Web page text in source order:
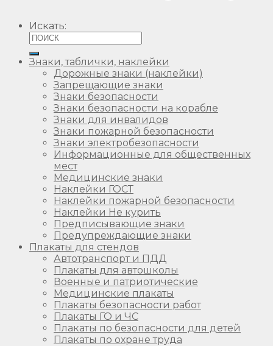
Искать:
Знаки, таблички, наклейки
Дорожные знаки (наклейки)
Запрещающие знаки
Знаки безопасности
Знаки безопасности на корабле
Знаки для инвалидов
Знаки пожарной безопасности
Знаки электробезопасности
Информационные для общественных
мест
Медицинские знаки
Наклейки ГОСТ
Наклейки пожарной безопасности
Наклейки Не курить
Предписывающие знаки
Предупреждающие знаки
Плакаты для стендов
Автотранспорт и ПДД
Плакаты для автошколы
Военные и патриотические
Медицинские плакаты
Плакаты безопасности работ
Плакаты ГО и ЧС
Плакаты по безопасности для детей
Плакаты по охране труда